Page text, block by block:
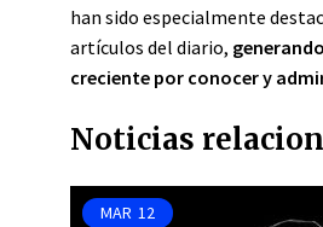
han sido especialmente
artículos del diario,
creciente por conocer y
Noticias
MAR 12